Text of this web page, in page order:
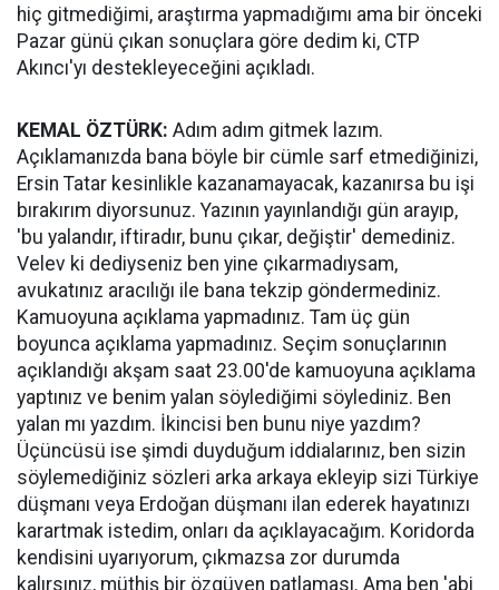
hiç gitmediğimi, araştırma yapmadığımı ama bir önceki
Pazar günü çıkan sonuçlara göre dedim ki, CTP
Akıncı'yı destekleyeceğini açıkladı.
KEMAL ÖZTÜRK: Adım adım gitmek lazım.
Açıklamanızda bana böyle bir cümle sarf etmediğinizi,
Ersin Tatar kesinlikle kazanamayacak, kazanırsa bu işi
bırakırım diyorsunuz. Yazının yayınlandığı gün arayıp,
'bu yalandır, iftiradır, bunu çıkar, değiştir' demediniz.
Velev ki dediyseniz ben yine çıkarmadıysam,
avukatınız aracılığı ile bana tekzip göndermediniz.
Kamuoyuna açıklama yapmadınız. Tam üç gün
boyunca açıklama yapmadınız. Seçim sonuçlarının
açıklandığı akşam saat 23.00'de kamuoyuna açıklama
yaptınız ve benim yalan söylediğimi söylediniz. Ben
yalan mı yazdım. İkincisi ben bunu niye yazdım?
Üçüncüsü ise şimdi duyduğum iddialarınız, ben sizin
söylemediğiniz sözleri arka arkaya ekleyip sizi Türkiye
düşmanı veya Erdoğan düşmanı ilan ederek hayatınızı
karartmak istedim, onları da açıklayacağım. Koridorda
kendisini uyarıyorum, çıkmazsa zor durumda
kalırsınız, müthiş bir özgüven patlaması. Ama ben 'abi